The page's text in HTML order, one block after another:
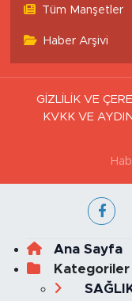
Tüm Manşetler
Haber Arşivi
GİZLİLİK VE
KVKK VE
Ana Sayfa
Kategoriler